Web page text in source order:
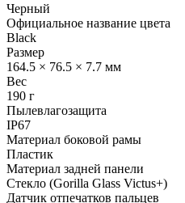
Черный
Официальное название цвета
Black
Размер
164.5 × 76.5 × 7.7 мм
Вес
190 г
Пылевлагозащита
IP67
Материал боковой рамы
Пластик
Материал задней панели
Стекло (Gorilla Glass Victus+)
Датчик отпечатков пальцев